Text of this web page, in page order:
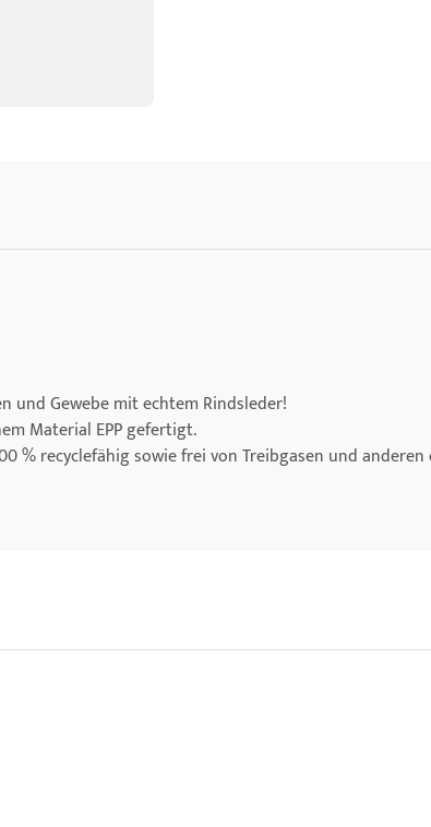
und Gewebe mit echtem Rindsleder!
Material EPP gefertigt.
% recyclefähig sowie frei von Treibgasen und